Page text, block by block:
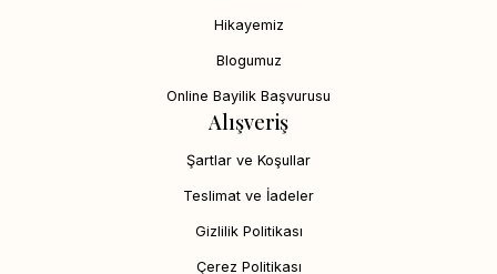
Hikayemiz
Blogumuz
Online Bayilik Başvurusu
Alışveriş
Şartlar ve Koşullar
Teslimat ve İadeler
Gizlilik Politikası
Çerez Politikası